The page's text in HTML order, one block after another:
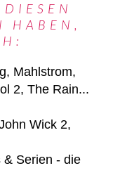
HABEN,
Mahlstrom,
2, The Rain...
Wick 2,
& Serien - die